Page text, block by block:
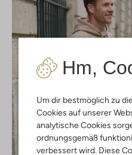
Hm,
Um dir bestmöglich zu
Cookies auf unserer
analytische Cookies
ordnungsgemäß
verbessert wird. Diese